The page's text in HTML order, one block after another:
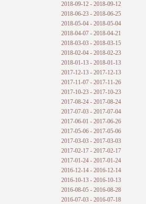
2018-09-12 - 2018-09-12
2018-06-23 - 2018-06-25
2018-05-04 - 2018-05-04
2018-04-07 - 2018-04-21
2018-03-03 - 2018-03-15
2018-02-04 - 2018-02-23
2018-01-13 - 2018-01-13
2017-12-13 - 2017-12-13
2017-11-07 - 2017-11-26
2017-10-23 - 2017-10-23
2017-08-24 - 2017-08-24
2017-07-03 - 2017-07-04
2017-06-01 - 2017-06-26
2017-05-06 - 2017-05-06
2017-03-03 - 2017-03-03
2017-02-17 - 2017-02-17
2017-01-24 - 2017-01-24
2016-12-14 - 2016-12-14
2016-10-13 - 2016-10-13
2016-08-05 - 2016-08-28
2016-07-03 - 2016-07-18